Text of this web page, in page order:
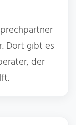
Dort gibt es
der